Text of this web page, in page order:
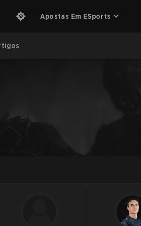
Apostas Em ESports